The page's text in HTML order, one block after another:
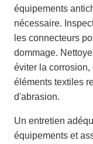
équipements
nécessaire.
les connecteurs
dommage.
éviter la
éléments textiles
d'abrasion.
Un entretien
équipements et